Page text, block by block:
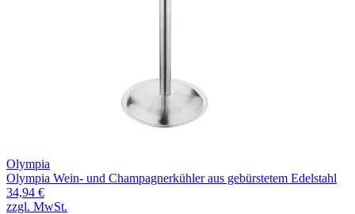
Olympia
Olympia Wein- und Champagnerkühler aus gebürstetem Edelstahl
34,94 €
zzgl. MwSt.